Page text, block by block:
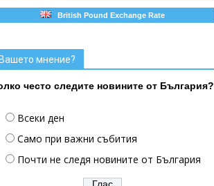
British Pound Exchange Rate
мнение?
често следите новините от България?
Всеки ден
Само при важни събития
Почти не следя новините от България